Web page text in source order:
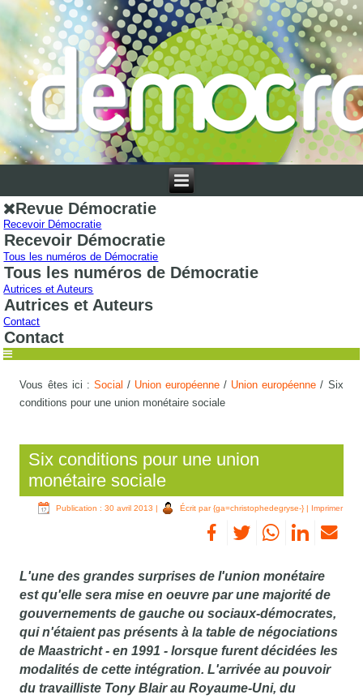
Revue Démocratie
Recevoir Démocratie
Recevoir Démocratie
Tous les numéros de Démocratie
Tous les numéros de Démocratie
Autrices et Auteurs
Autrices et Auteurs
Contact
Contact
Vous êtes ici : Social / Union européenne / Union européenne / Six
conditions pour une union monétaire sociale
Six conditions pour une union
monétaire sociale
Publication : 30 avril 2013 | Écrit par {ga=christophedegryse-}| Imprimer
L'une des grandes surprises de l'union monétaire
est qu'elle sera mise en oeuvre par une majorité de
gouvernements de gauche ou sociaux-démocrates,
qui n'étaient pas présents à la table de négociations
de Maastricht - en 1991 - lorsque furent décidées les
modalités de cette intégration. L'arrivée au pouvoir
du travailliste Tony Blair au Royaume-Uni, du